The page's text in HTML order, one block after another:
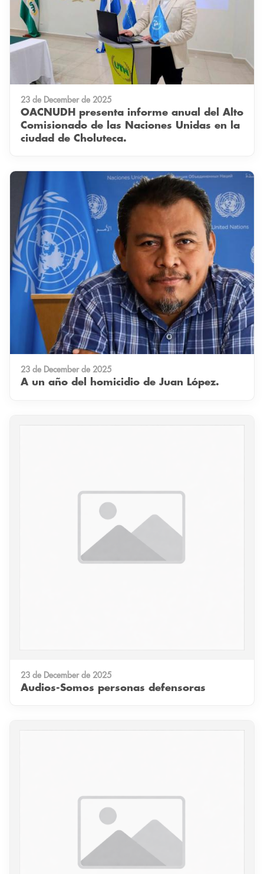
23 de December de 2025
OACNUDH presenta informe anual del Alto
Comisionado de las Naciones Unidas en la
ciudad de Choluteca.
23 de December de 2025
A un año del homicidio de Juan López.
23 de December de 2025
Audios-Somos personas defensoras